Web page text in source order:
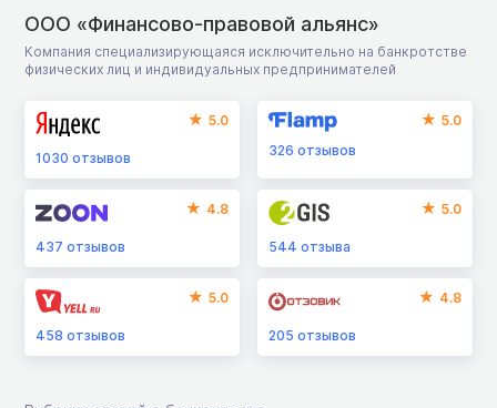
ООО «Финансово-правовой альянс»
Компания специализирующаяся исключительно на банкротстве
физических лиц и индивидуальных предпринимателей
5.0
1030 отзывов
5.0
326отзывов
4.8
437 отзывов
5.0
544отзыва
5.0
458 отзывов
4.8
205отзывов